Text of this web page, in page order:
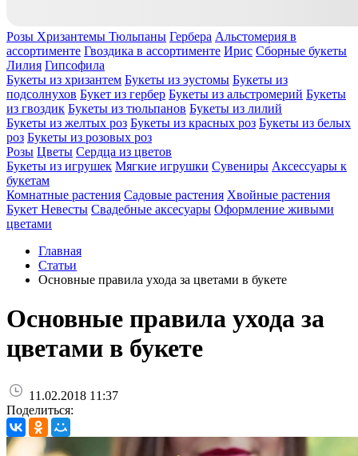
Розы Хризантемы Тюльпаны Гербера Альстомерия в
ассортименте Гвоздика в ассортименте Ирис Сборные букеты
Лилия Гипсофила
Букеты из хризантем Букеты из эустомы Букеты из
подсолнухов Букет из гербер Букеты из альстромерий Букеты
из гвоздик Букеты из тюльпанов Букеты из лилий
Букеты из желтых роз Букеты из красных роз Букеты из белых
роз Букеты из розовых роз
Розы Цветы Сердца из цветов
Букеты из игрушек Мягкие игрушки Сувениры Аксессуары к
букетам
Комнатные растения Садовые растения Хвойные растения
Букет Невесты Свадебные аксесуары Оформление живыми
цветами
Главная
Статьи
Основные правила ухода за цветами в букете
Основные правила ухода за
цветами в букете
11.02.2018 11:37
Поделиться: